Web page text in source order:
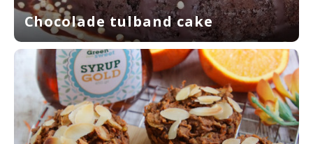
Chocolade tulband cake